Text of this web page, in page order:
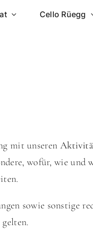
Cello Rüegg
mit unseren
wofür, wie und
sowie sonstige